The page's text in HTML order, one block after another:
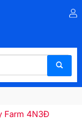
Farm 4N3Đ